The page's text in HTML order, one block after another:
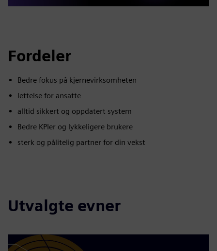
Fordeler
Bedre fokus på kjernevirksomheten
lettelse for ansatte
alltid sikkert og oppdatert system
Bedre KPIer og lykkeligere brukere
sterk og pålitelig partner for din vekst
Utvalgte evner